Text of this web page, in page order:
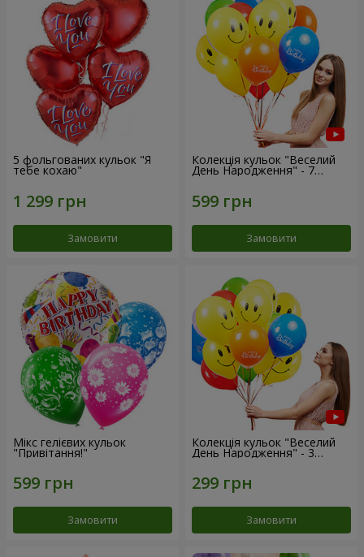
5 фольгованих кульок "Я
тебе кохаю"
Замовити
Колекція кульок "Веселий
День Народження" - 7
кульок
Замовити
Мікс гелієвих кульок
"Привітання!"
Замовити
Колекція кульок "Веселий
День Народження" - 3
кульки
Замовити